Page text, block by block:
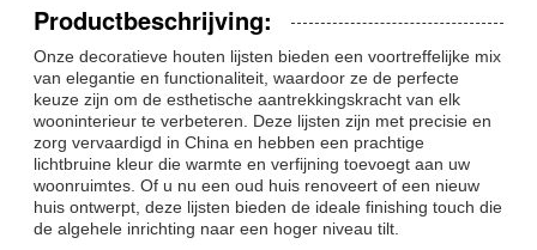
Productbeschrijving:
Onze decoratieve houten lijsten bieden een voortreffelijke mix
van elegantie en functionaliteit, waardoor ze de perfecte
keuze zijn om de esthetische aantrekkingskracht van elk
wooninterieur te verbeteren. Deze lijsten zijn met precisie en
zorg vervaardigd in China en hebben een prachtige
lichtbruine kleur die warmte en verfijning toevoegt aan uw
woonruimtes. Of u nu een oud huis renoveert of een nieuw
huis ontwerpt, deze lijsten bieden de ideale finishing touch die
de algehele inrichting naar een hoger niveau tilt.